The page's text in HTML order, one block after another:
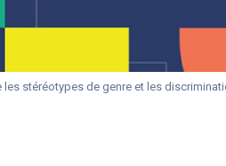
stéréotypes de genre et les